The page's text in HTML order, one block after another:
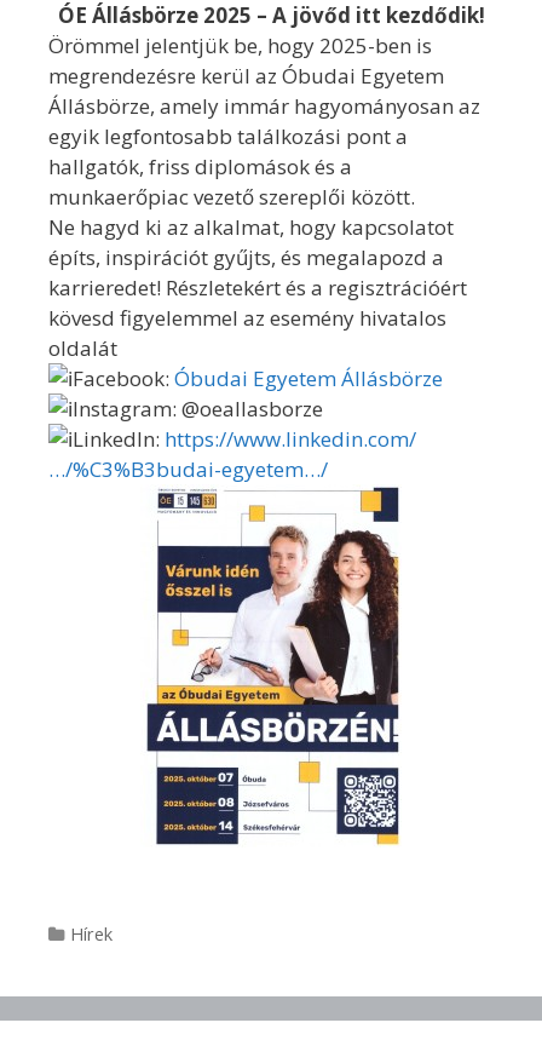
ÓE Állásbörze 2025 – A jövőd itt kezdődik!
Örömmel jelentjük be, hogy 2025-ben is
megrendezésre kerül az Óbudai Egyetem
Állásbörze, amely immár hagyományosan az
egyik legfontosabb találkozási pont a
hallgatók, friss diplomások és a
munkaerőpiac vezető szereplői között.
Ne hagyd ki az alkalmat, hogy kapcsolatot
építs, inspirációt gyűjts, és megalapozd a
karrieredet! Részletekért és a regisztrációért
kövesd figyelemmel az esemény hivatalos
oldalát
Facebook: Óbudai Egyetem Állásbörze
Instagram: @oeallasborze
LinkedIn: https://www.linkedin.com/
…/%C3%B3budai-egyetem…/
Categories
Hírek